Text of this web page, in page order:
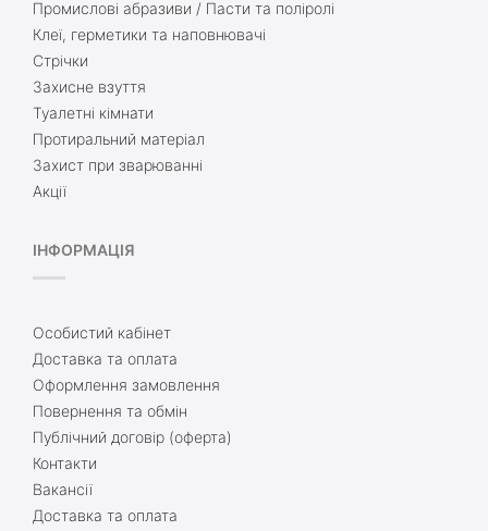
Промислові абразиви / Пасти та поліролі
Клеї, герметики та наповнювачі
Стрічки
Захисне взуття
Туалетні кімнати
Протиральний матеріал
Захист при зварюванні
Акції
ІНФОРМАЦІЯ
Особистий кабінет
Доставка та оплата
Оформлення замовлення
Повернення та обмін
Публічний договір (оферта)
Контакти
Вакансії
Доставка та оплата